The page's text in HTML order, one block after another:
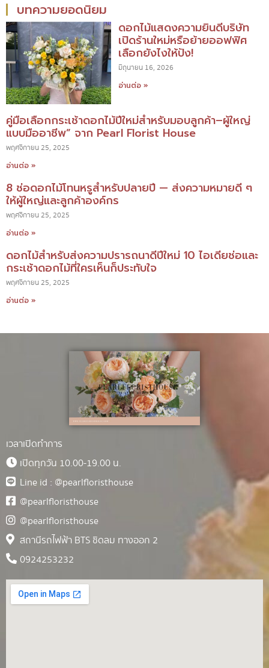
บทความยอดนิยม
ดอกไม้แสดงความยินดีบริษัท
เปิดร้านใหม่หรือย้ายออฟฟิศ
เลือกยังไงให้ปัง!
มิถุนายน 16, 2026
อ่านต่อ »
คู่มือเลือกกระเช้าดอกไม้ปีใหม่สำหรับมอบลูกค้า–ผู้ใหญ่
แบบมืออาชีพ” จาก Pearl Florist House
พฤศจิกายน 25, 2025
อ่านต่อ »
8 ช่อดอกไม้โทนหรูสำหรับปลายปี — ส่งความหมายดี ๆ
ให้ผู้ใหญ่และลูกค้าองค์กร
พฤศจิกายน 25, 2025
อ่านต่อ »
ดอกไม้สำหรับส่งความปรารถนาดีปีใหม่ 10 ไอเดียช่อและ
กระเช้าดอกไม้ที่ใครเห็นก็ประทับใจ
พฤศจิกายน 25, 2025
อ่านต่อ »
เวลาเปิดทำการ
เปิดทุกวัน 10.00-19.00 น.
Line id : @pearlfloristhouse
@pearlfloristhouse
@pearlfloristhouse
สถานีรถไฟฟ้า BTS ชิดลม ทางออก 2
0924253232